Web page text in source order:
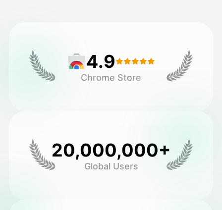
4.9
Chrome Store
20,000,000+
Global Users